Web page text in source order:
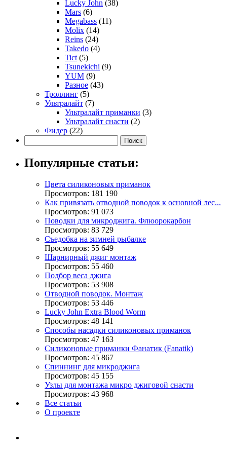
Lucky John (38)
Mars (6)
Megabass (11)
Molix (14)
Reins (24)
Takedo (4)
Tict (5)
Tsunekichi (9)
YUM (9)
Разное (43)
Троллинг (5)
Ультралайт (7)
Ультралайт приманки (3)
Ультралайт снасти (2)
Фидер (22)
Популярные статьи:
Цвета силиконовых приманок
Просмотров: 181 190
Как привязать отводной поводок к основной лес...
Просмотров: 91 073
Поводки для микроджига. Флюорокарбон
Просмотров: 83 729
Съедобка на зимней рыбалке
Просмотров: 55 649
Шарнирный джиг монтаж
Просмотров: 55 460
Подбор веса джига
Просмотров: 53 908
Отводной поводок. Монтаж
Просмотров: 53 446
Lucky John Extra Blood Worm
Просмотров: 48 141
Способы насадки силиконовых приманок
Просмотров: 47 163
Силиконовые приманки Фанатик (Fanatik)
Просмотров: 45 867
Спиннинг для микроджига
Просмотров: 45 155
Узлы для монтажа микро джиговой снасти
Просмотров: 43 968
Все статьи
О проекте